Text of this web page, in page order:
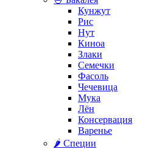
Кунжут
Рис
Нут
Киноа
Злаки
Семечки
Фасоль
Чечевица
Мука
Лён
Консервация
Варенье
🌶️ Специи